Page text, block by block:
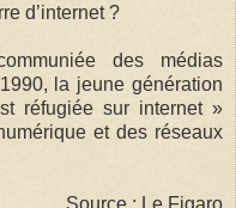
d’internet ?
des médias
la jeune génération
réfugiée sur internet »
et des réseaux
Source : Le Figaro